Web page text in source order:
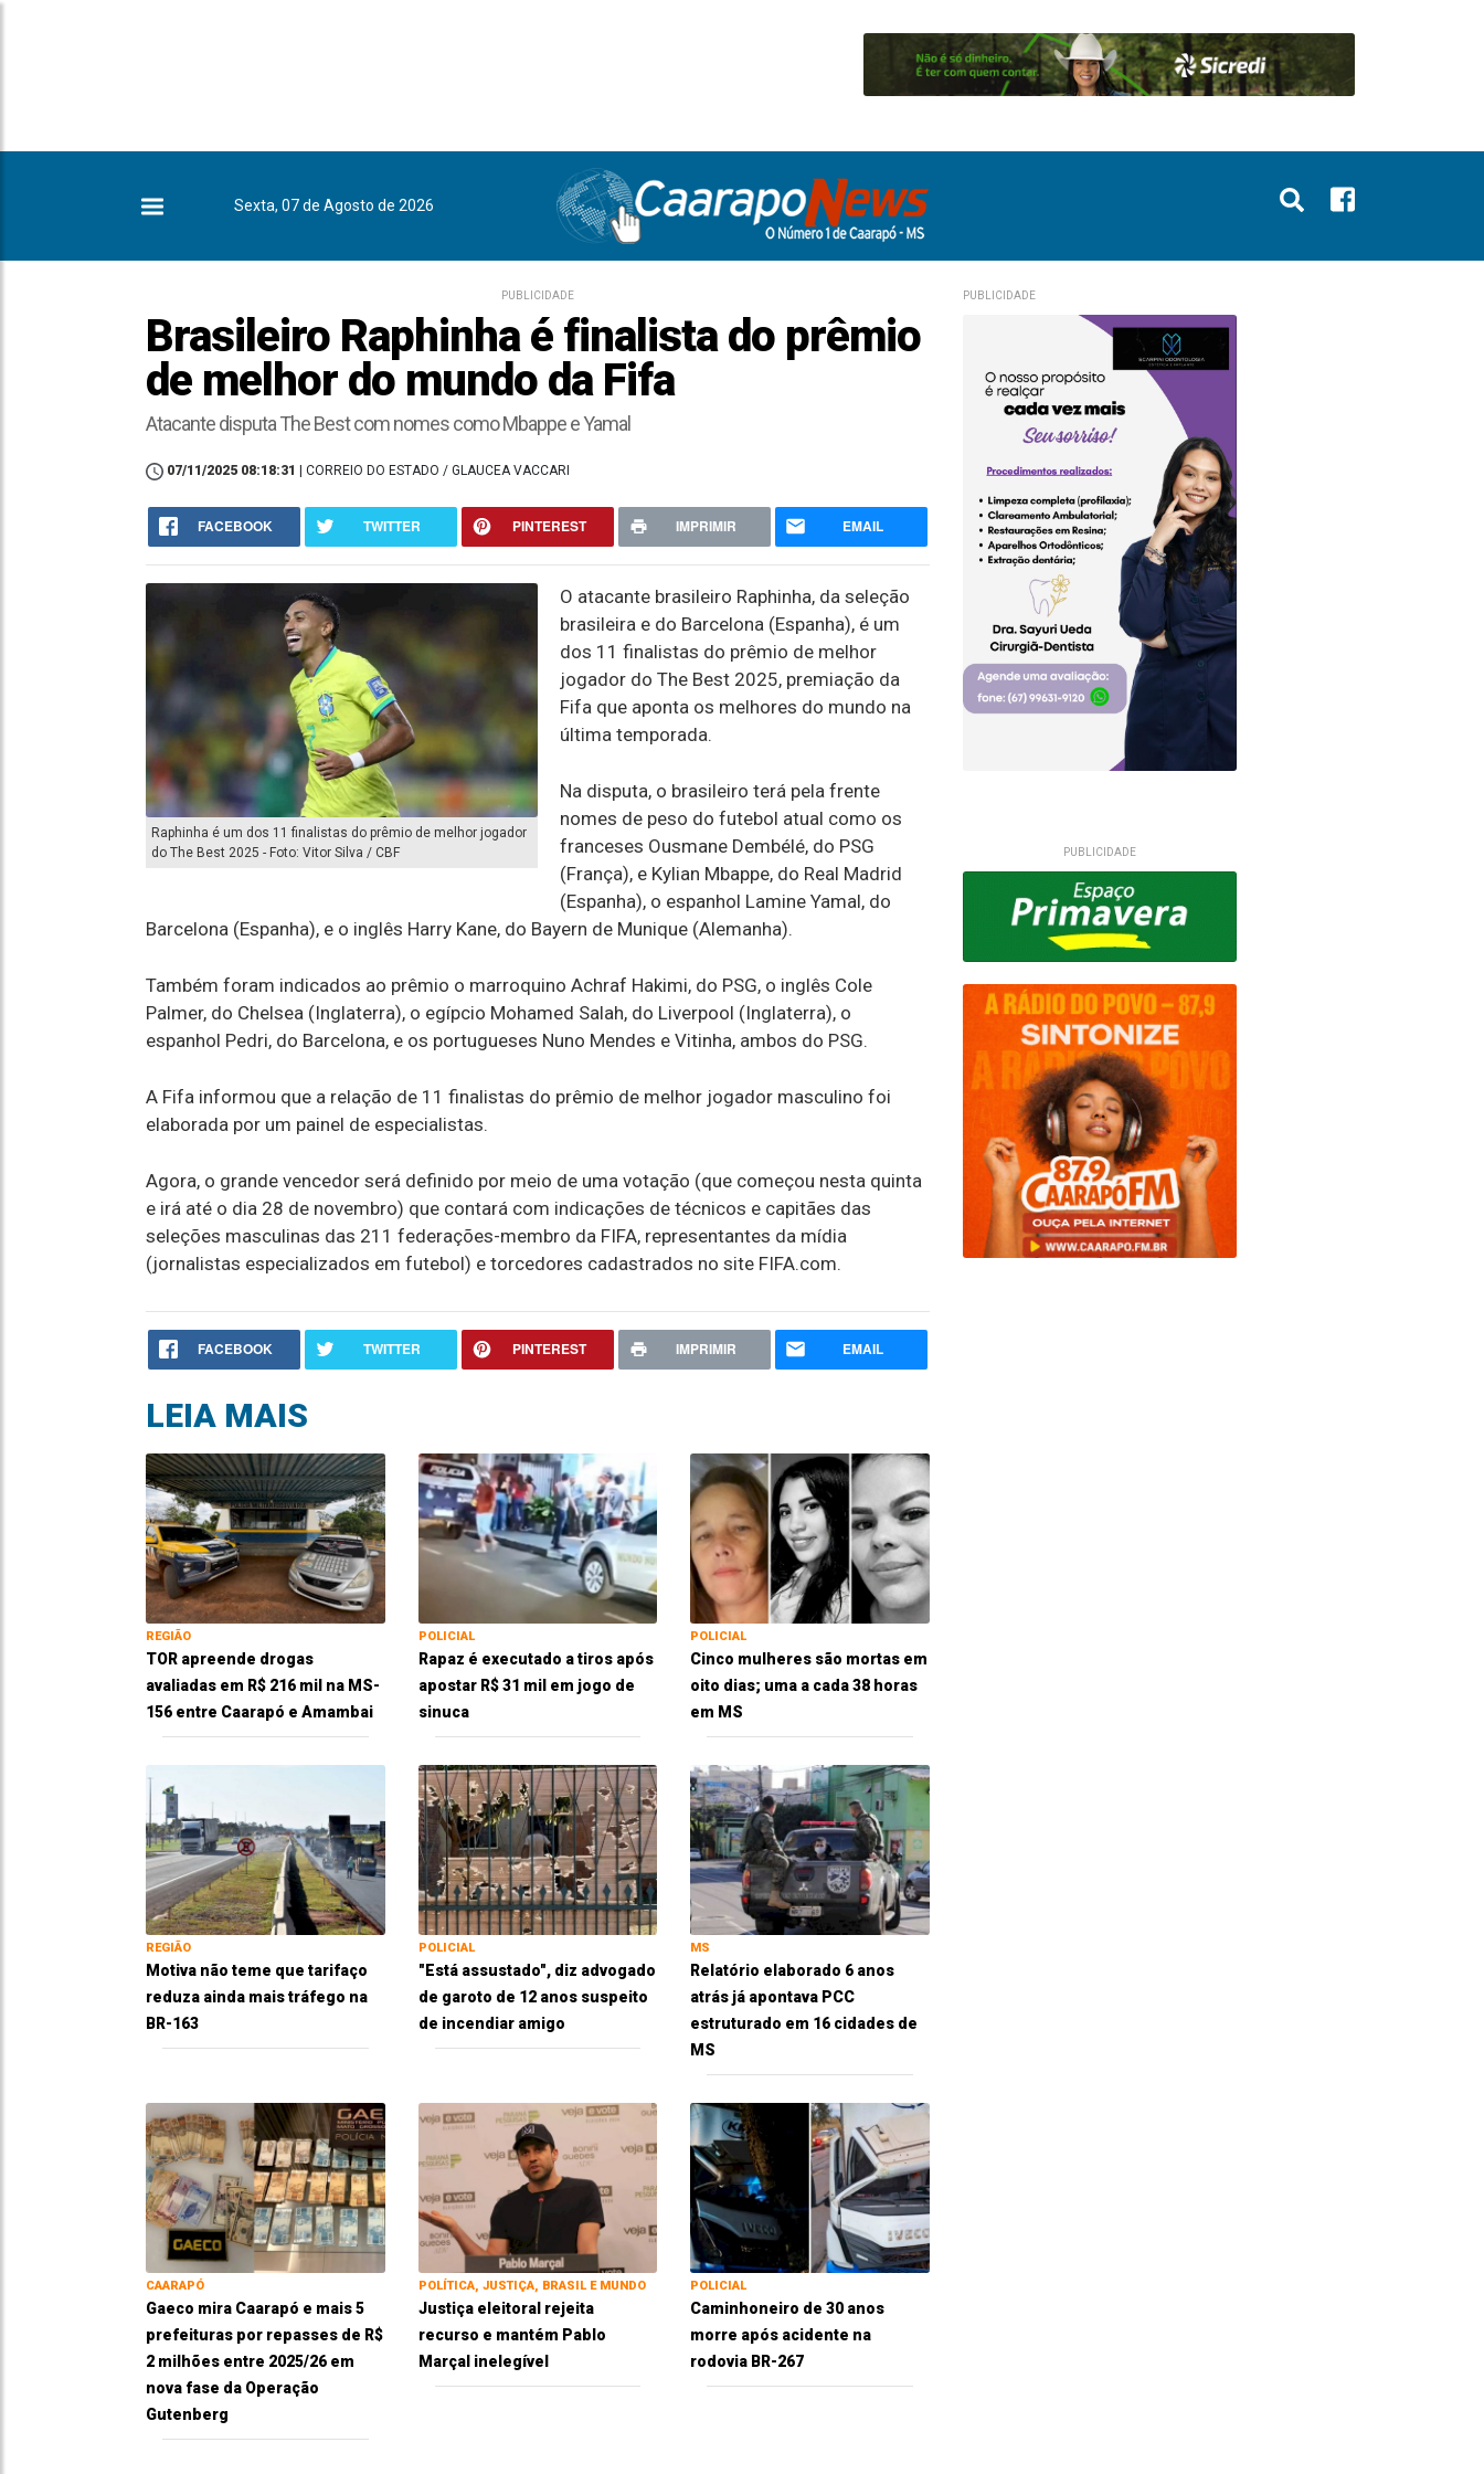
Sexta, 07 de Agosto de 2026
PUBLICIDADE
Brasileiro Raphinha é finalista do prêmio
de melhor do mundo da Fifa
Atacante disputa The Best com nomes como Mbappe e Yamal
07/11/2025 08:18:31 | CORREIO DO ESTADO / GLAUCEA VACCARI
FACEBOOK TWITTER PINTEREST IMPRIMIR EMAIL
Raphinha é um dos 11 finalistas do prêmio de melhor jogador
do The Best 2025 - Foto: Vitor Silva / CBF
O atacante brasileiro Raphinha, da seleção
brasileira e do Barcelona (Espanha), é um
dos 11 finalistas do prêmio de melhor
jogador do The Best 2025, premiação da
Fifa que aponta os melhores do mundo na
última temporada.
Na disputa, o brasileiro terá pela frente
nomes de peso do futebol atual como os
franceses Ousmane Dembélé, do PSG
(França), e Kylian Mbappe, do Real Madrid
(Espanha), o espanhol Lamine Yamal, do
Barcelona (Espanha), e o inglês Harry Kane, do Bayern de Munique (Alemanha).
Também foram indicados ao prêmio o marroquino Achraf Hakimi, do PSG, o inglês Cole
Palmer, do Chelsea (Inglaterra), o egípcio Mohamed Salah, do Liverpool (Inglaterra), o
espanhol Pedri, do Barcelona, e os portugueses Nuno Mendes e Vitinha, ambos do PSG.
A Fifa informou que a relação de 11 finalistas do prêmio de melhor jogador masculino foi
elaborada por um painel de especialistas.
Agora, o grande vencedor será definido por meio de uma votação (que começou nesta quinta
e irá até o dia 28 de novembro) que contará com indicações de técnicos e capitães das
seleções masculinas das 211 federações-membro da FIFA, representantes da mídia
(jornalistas especializados em futebol) e torcedores cadastrados no site FIFA.com.
FACEBOOK TWITTER PINTEREST IMPRIMIR EMAIL
LEIA MAIS
REGIÃO
TOR apreende drogas
avaliadas em R$ 216 mil na MS-
156 entre Caarapó e Amambai
POLICIAL
Rapaz é executado a tiros após
apostar R$ 31 mil em jogo de
sinuca
POLICIAL
Cinco mulheres são mortas em
oito dias; uma a cada 38 horas
em MS
REGIÃO
Motiva não teme que tarifaço
reduza ainda mais tráfego na
BR-163
POLICIAL
"Está assustado", diz advogado
de garoto de 12 anos suspeito
de incendiar amigo
MS
Relatório elaborado 6 anos
atrás já apontava PCC
estruturado em 16 cidades de
MS
CAARAPÓ
Gaeco mira Caarapó e mais 5
prefeituras por repasses de R$
2 milhões entre 2025/26 em
nova fase da Operação
Gutenberg
POLÍTICA, JUSTIÇA, BRASIL E MUNDO
Justiça eleitoral rejeita
recurso e mantém Pablo
Marçal inelegível
POLICIAL
Caminhoneiro de 30 anos
morre após acidente na
rodovia BR-267
PUBLICIDADE
PUBLICIDADE